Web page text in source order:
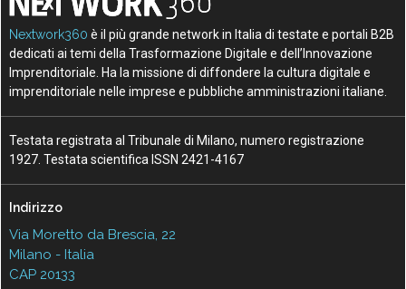
Nextwork360 è il più grande network in Italia di testate e portali B2B
dedicati ai temi della Trasformazione Digitale e dell’Innovazione
Imprenditoriale. Ha la missione di diffondere la cultura digitale e
imprenditoriale nelle imprese e pubbliche amministrazioni italiane.
Testata registrata al Tribunale di Milano, numero registrazione
1927. Testata scientifica ISSN 2421-4167
Indirizzo
Via Moretto da Brescia, 22
Milano - Italia
CAP 20133